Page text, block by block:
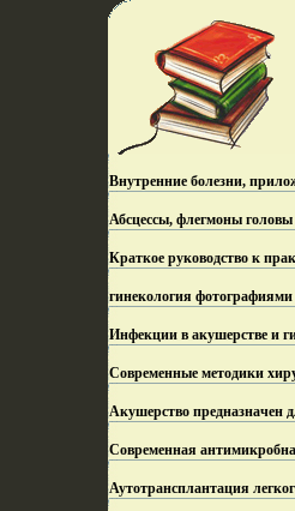
Внутренние болезни,
Абсцессы, флегмоны
Краткое руководство к
гинекология
Инфекции в акушерстве и
Современные методики
Акушерство предназначен
Современная
Аутотрансплантация